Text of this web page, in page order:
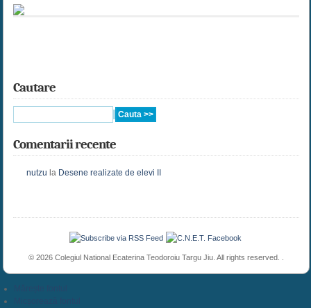
Cautare
Comentarii recente
nutzu la Desene realizate de elevi II
© 2026 Colegiul National Ecaterina Teodoroiu Targu Jiu. All rights reserved. .